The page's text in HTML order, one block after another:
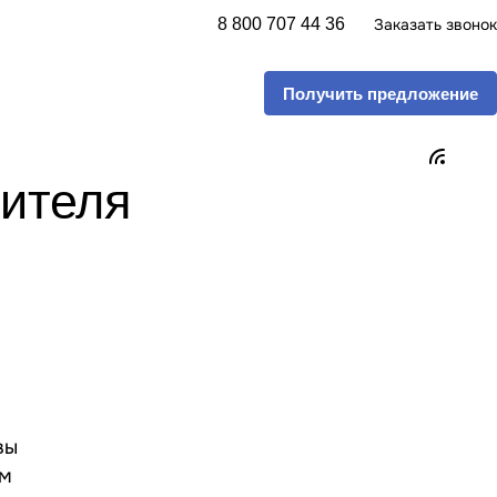
8 800 707 44 36 Заказать звонок
Получить предложение